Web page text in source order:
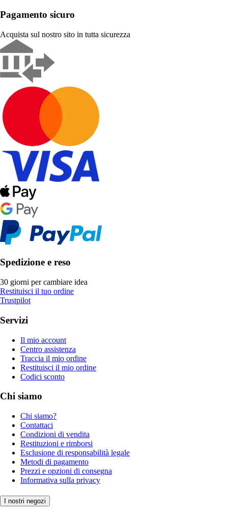
Pagamento sicuro
Acquista sul nostro sito in tutta sicurezza
Spedizione e reso
30 giorni per cambiare idea
Restituisci il tuo ordine
Trustpilot
Servizi
Il mio account
Centro assistenza
Traccia il mio ordine
Restituisci il mio ordine
Codici sconto
Chi siamo
Chi siamo?
Contattaci
Condizioni di vendita
Restituzioni e rimborsi
Esclusione di responsabilità legale
Metodi di pagamento
Prezzi e opzioni di consegna
Informativa sulla privacy
I nostri negozi